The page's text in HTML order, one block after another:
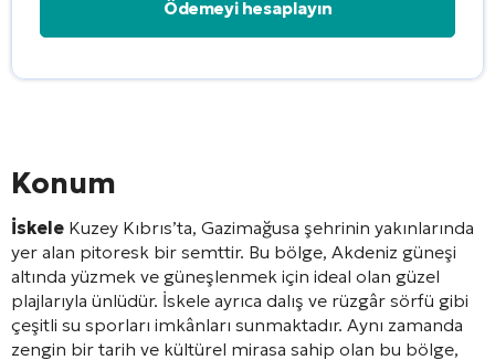
Konum
İskele Kuzey Kıbrıs’ta, Gazimağusa şehrinin yakınlarında
yer alan pitoresk bir semttir. Bu bölge, Akdeniz güneşi
altında yüzmek ve güneşlenmek için ideal olan güzel
plajlarıyla ünlüdür. İskele ayrıca dalış ve rüzgâr sörfü gibi
çeşitli su sporları imkânları sunmaktadır. Aynı zamanda
zengin bir tarih ve kültürel mirasa sahip olan bu bölge,